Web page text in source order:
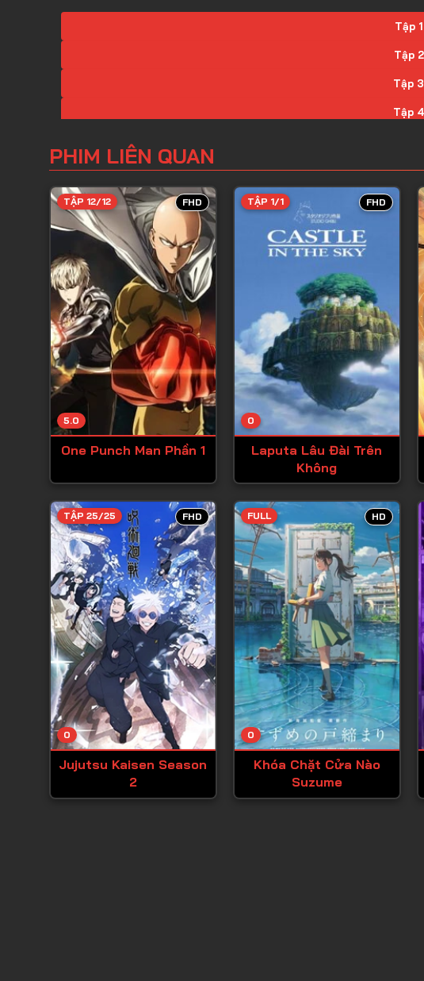
Tập 1
Tập 2
Tập 3
Tập 4
Tập 6
Tập 7
Tập 8
Tập 9
Tập
Tập
Tập
Tập
Tập 14
Tập
Tập
Tập
Tập
Tập 20
Tập
Tập
Tập
Tập
Tập 25
Tập
Tập
PHIM LIÊN QUAN
FHD
5.0
TẬP 12/12
One Punch Man Phần 1
FHD
0
TẬP 1/1
Laputa Lâu Đài Trên
Không
FHD
0
TẬP 25/25
Jujutsu Kaisen Season
2
HD
0
FULL
Khóa Chặt Cửa Nào
Suzume